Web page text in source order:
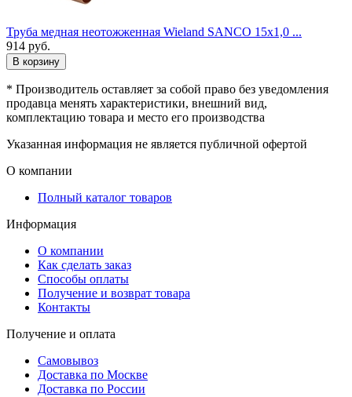
Труба медная неотожженная Wieland SANCO 15x1,0 ...
914 руб.
В корзину
* Производитель оставляет за собой право без уведомления
продавца менять характеристики, внешний вид,
комплектацию товара и место его производства
Указанная информация не является публичной офертой
О компании
Полный каталог товаров
Информация
О компании
Как сделать заказ
Способы оплаты
Получение и возврат товара
Контакты
Получение и оплата
Самовывоз
Доставка по Москве
Доставка по России